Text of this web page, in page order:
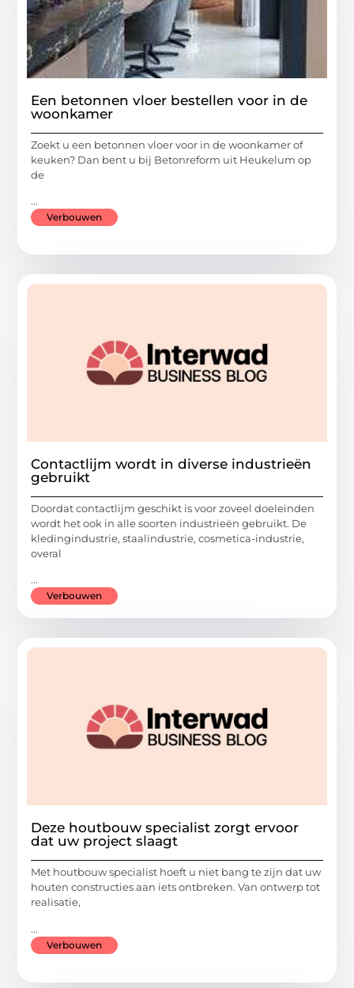
Een betonnen vloer bestellen voor in de
woonkamer
Zoekt u een betonnen vloer voor in de woonkamer of
keuken? Dan bent u bij Betonreform uit Heukelum op
de
...
Verbouwen
Contactlijm wordt in diverse industrieën
gebruikt
Doordat contactlijm geschikt is voor zoveel doeleinden
wordt het ook in alle soorten industrieën gebruikt. De
kledingindustrie, staalindustrie, cosmetica-industrie,
overal
...
Verbouwen
Deze houtbouw specialist zorgt ervoor
dat uw project slaagt
Met houtbouw specialist hoeft u niet bang te zijn dat uw
houten constructies aan iets ontbreken. Van ontwerp tot
realisatie,
...
Verbouwen